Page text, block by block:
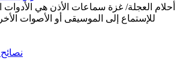
أحلام العجلة/ غزة سماعات الأذن هي
للإستماع إلى الموسيقى أو الأصوات